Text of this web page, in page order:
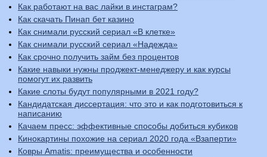
Как работают на вас лайки в инстаграм?
Как скачать Пинап бет кaзино
Как снимали русский сериал «В клетке»
Как снимали русский сериал «Надежда»
Как срочно получить займ без процентов
Какие навыки нужны проджект-менеджеру и как курсы
помогут их развить
Какие слоты будут популярными в 2021 году?
Кандидатская диссертация: что это и как подготовиться к
написанию
Качаем пресс: эффективные способы добиться кубиков
Кинокартины похожие на сериал 2020 года «Взаперти»
Ковры Amatis: преимущества и особенности